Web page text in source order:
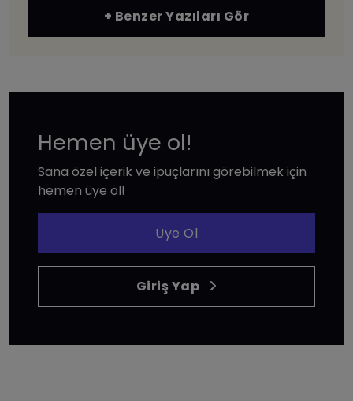
+ Benzer Yazıları Gör
Hemen üye ol!
Sana özel içerik ve ipuçlarını görebilmek için
hemen üye ol!
Üye Ol
Giriş Yap